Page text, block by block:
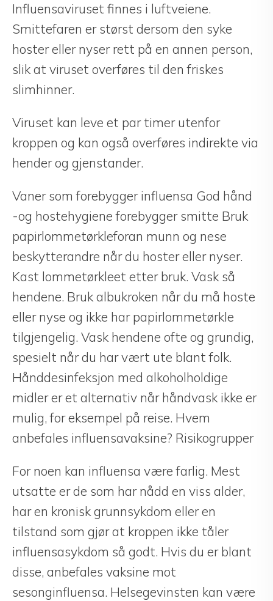
Influensaviruset finnes i luftveiene.
Smittefaren er størst dersom den syke
hoster eller nyser rett på en annen person,
slik at viruset overføres til den friskes
slimhinner.
Viruset kan leve et par timer utenfor
kroppen og kan også overføres indirekte via
hender og gjenstander.
Vaner som forebygger influensa God hånd
-og hostehygiene forebygger smitte Bruk
papirlommetørkleforan munn og nese
beskytterandre når du hoster eller nyser.
Kast lommetørkleet etter bruk. Vask så
hendene. Bruk albukroken når du må hoste
eller nyse og ikke har papirlommetørkle
tilgjengelig. Vask hendene ofte og grundig,
spesielt når du har vært ute blant folk.
Hånddesinfeksjon med alkoholholdige
midler er et alternativ når håndvask ikke er
mulig, for eksempel på reise. Hvem
anbefales influensavaksine? Risikogrupper
For noen kan influensa være farlig. Mest
utsatte er de som har nådd en viss alder,
har en kronisk grunnsykdom eller en
tilstand som gjør at kroppen ikke tåler
influensasykdom så godt. Hvis du er blant
disse, anbefales vaksine mot
sesonginfluensa. Helsegevinsten kan være